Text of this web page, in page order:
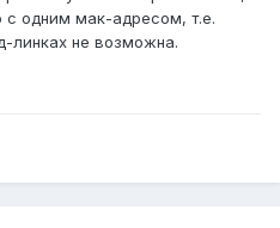
с одним мак-адресом, т.е.
линках не возможна.